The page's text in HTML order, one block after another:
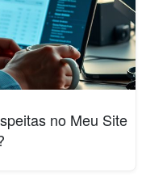
no Meu Site